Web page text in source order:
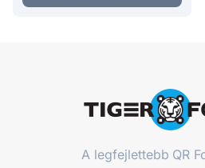
A legfejlettebb QR